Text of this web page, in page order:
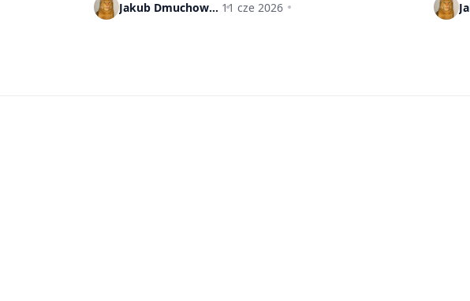
Jakub Dmuchowski 11 cze 2026